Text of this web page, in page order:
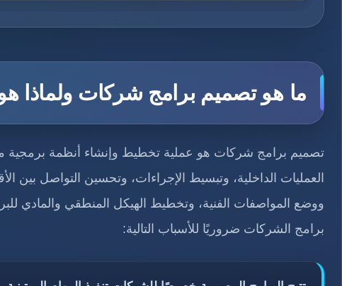
ما هو تصميم برامج شركات ولماذا
تصميم برامج شركات هو عملية تخطيط وإنشاء أنظمة برمجية
العمليات الداخلية، وتبسيط الإجراءات، وتحسين التواصل بين
ووضع المواصفات الفنية، وتخطيط الهيكل المنطقي والمادي
برامج الشركات ضروريًا للأسباب التالية: